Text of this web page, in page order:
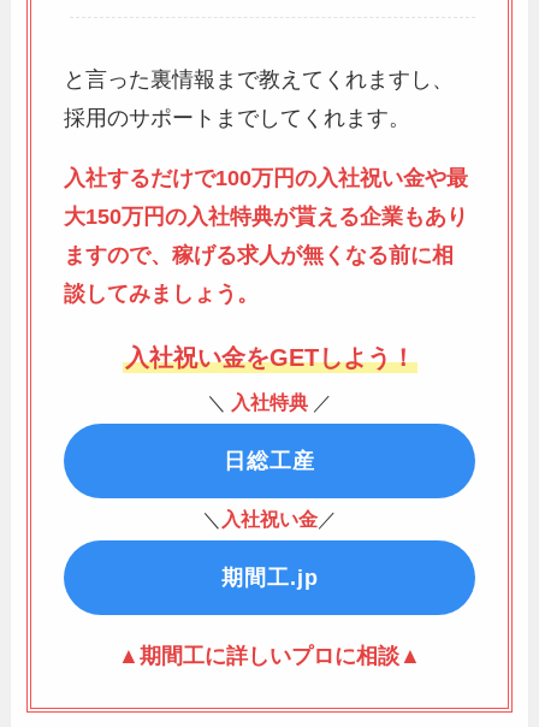
と言った裏情報まで教えてくれますし、
採用のサポートまでしてくれます。
入社するだけで100万円の入社祝い金や最
大150万円の入社特典が貰える企業もあり
ますので、稼げる求人が無くなる前に相
談してみましょう。
入社祝い金をGETしよう！
＼ 入社特典 ／
日総工産
＼ 入社祝い金 ／
期間工.jp
▲期間工に詳しいプロに相談▲